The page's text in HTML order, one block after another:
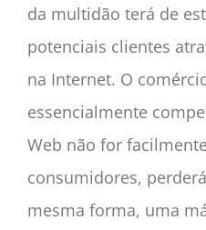
da multidão terá de
potenciais clientes
na Internet. O
essencialmente
Web não for
consumidores,
mesma forma, uma